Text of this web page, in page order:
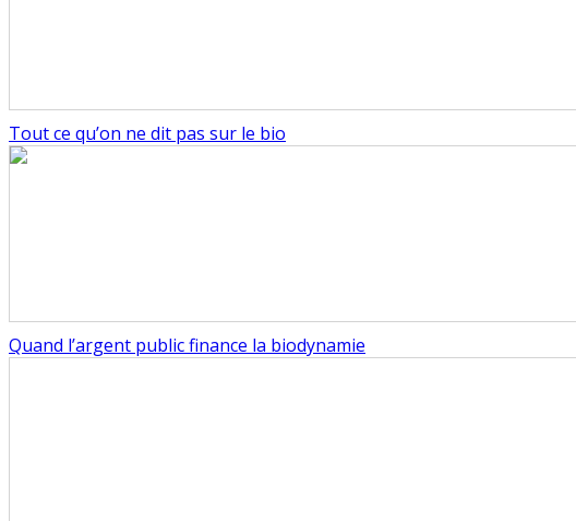
Tout ce qu’on ne dit pas sur le bio
Quand l’argent public finance la biodynamie